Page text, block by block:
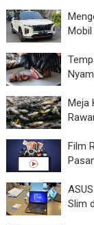
Mobil
Meja
Film
Slim